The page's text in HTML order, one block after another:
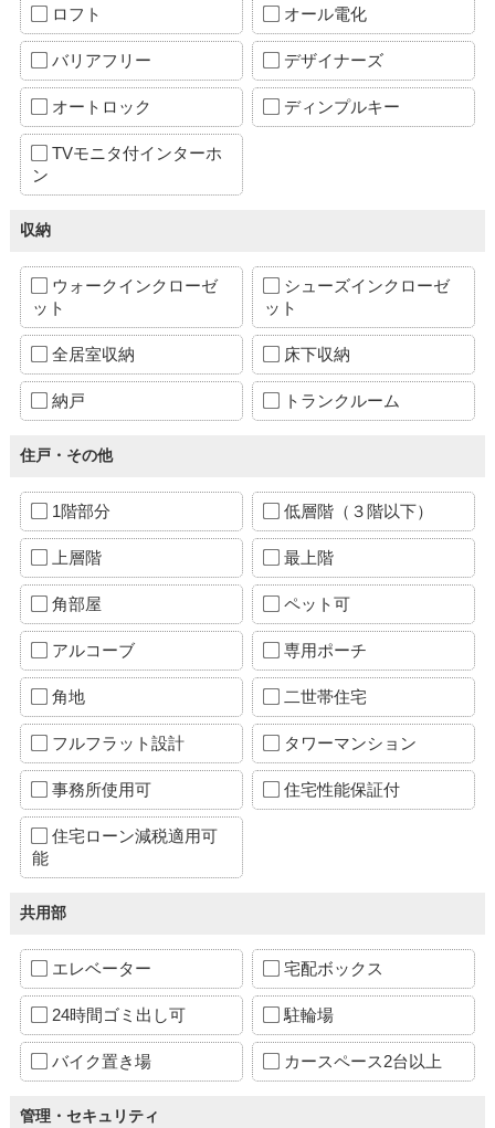
ロフト オール電化
バリアフリー デザイナーズ
オートロック ディンプルキー
TVモニタ付インターホ
ン
収納
ウォークインクローゼ
ット
シューズインクローゼ
ット
全居室収納 床下収納
納戸 トランクルーム
住戸・その他
1階部分 低層階（３階以下）
上層階 最上階
角部屋 ペット可
アルコーブ 専用ポーチ
角地 二世帯住宅
フルフラット設計 タワーマンション
事務所使用可 住宅性能保証付
住宅ローン減税適用可
能
共用部
エレベーター 宅配ボックス
24時間ゴミ出し可 駐輪場
バイク置き場 カースペース2台以上
管理・セキュリティ